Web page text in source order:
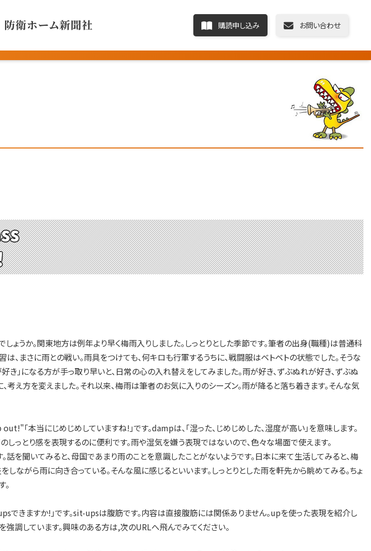
購読申し込み お問い合わせ
うか。関東地方は例年より早く梅雨入りしました。しっとりとした季節です。筆者の出身(職種)は普通科
、まさに雨との戦い。雨具をつけても、何キロも行軍するうちに、戦闘服はベトベトの状態でした。そうな
き」になる方が手っ取り早いと、日常の心の入れ替えをしてみました。雨が好き、ずぶぬれが好き、ずぶぬ
考え方を変えました。それ以来、梅雨は筆者のお気に入りのシーズン。雨が降ると落ち着きます。そんな気
本当にじめじめしていますね!」です。dampは、「湿った、じめじめした、湿度が高い」を意味します。
っとり感を表現するのに便利です。雨や湿気を嫌う表現ではないので、色々な場面で使えます。
を聞いてみると、母国であまり雨のことを意識したことがないようです。日本に来て生活してみると、梅
ながら雨に向き合っている。そんな風に感じるといいます。しっとりとした雨を軒先から眺めてみる。ちょ
できますか!」です。sit-upsは腹筋です。内容は直接腹筋には関係ありません。upを使った表現を紹介し
調しています。興味のある方は,次のURLへ飛んでみてください。